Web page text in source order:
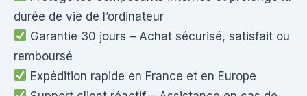
durée de vie de l’ordinateur
Garantie 30 jours – Achat sécurisé, satisfait ou
remboursé
Expédition rapide en France et en Europe